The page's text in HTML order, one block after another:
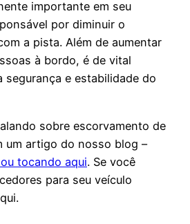
importante em seu
por diminuir o
a pista. Além de aumentar
à bordo, é de vital
segurança e estabilidade do
sobre escorvamento de
um artigo do nosso blog –
tocando aqui. Se você
para seu veículo